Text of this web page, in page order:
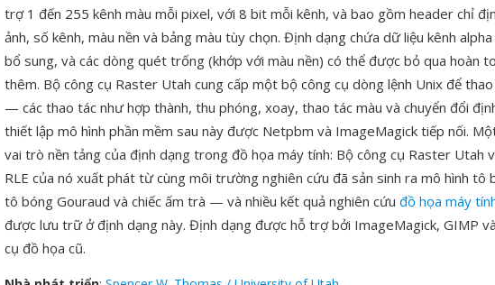
trợ 1 đến 255 kênh màu mỗi pixel, với 8 bit mỗi kênh, và bao gồm header chỉ
ảnh, số kênh, màu nền và bảng màu tùy chọn. Định dạng chứa dữ liệu kênh
bổ sung, và các dòng quét trống (khớp với màu nền) có thể được bỏ qua hoàn
thêm. Bộ công cụ Raster Utah cung cấp một bộ công cụ dòng lệnh Unix để thao
— các thao tác như hợp thành, thu phóng, xoay, thao tác màu và chuyển đổi
thiết lập mô hình phần mềm sau này được Netpbm và ImageMagick tiếp nối.
vai trò nền tảng của định dạng trong đồ họa máy tính: Bộ công cụ Raster Utah
RLE của nó xuất phát từ cùng môi trường nghiên cứu đã sản sinh ra mô hình tô
tô bóng Gouraud và chiếc ấm trà — và nhiều kết quả nghiên cứu đồ họa máy
được lưu trữ ở định dạng này. Định dạng được hỗ trợ bởi ImageMagick, GIMP
cụ đồ họa cũ.